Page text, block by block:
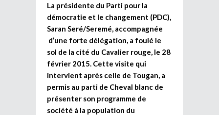
La présidente du Parti pour la
démocratie et le changement (PDC),
Saran Seré/Seremé, accompagnée
d’une forte délégation, a foulé le
sol de la cité du Cavalier rouge, le 28
février 2015. Cette visite qui
intervient après celle de Tougan, a
permis au parti de Cheval blanc de
présenter son programme de
société à la population du